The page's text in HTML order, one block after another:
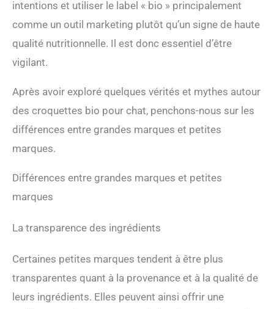
intentions et utiliser le label « bio » principalement
comme un outil marketing plutôt qu’un signe de haute
qualité nutritionnelle. Il est donc essentiel d’être
vigilant.
Après avoir exploré quelques vérités et mythes autour
des croquettes bio pour chat, penchons-nous sur les
différences entre grandes marques et petites
marques.
Différences entre grandes marques et petites
marques
La transparence des ingrédients
Certaines petites marques tendent à être plus
transparentes quant à la provenance et à la qualité de
leurs ingrédients. Elles peuvent ainsi offrir une